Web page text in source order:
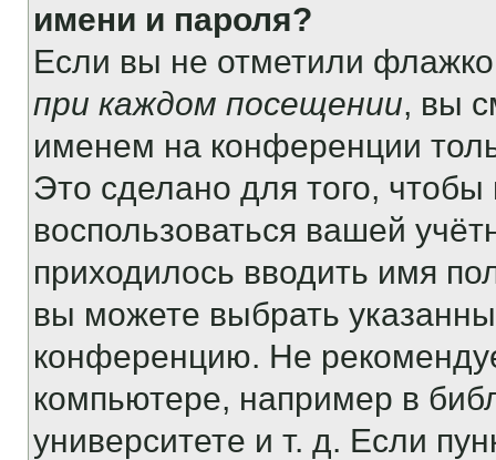
имени и пароля?
Если вы не отметили
при каждом посещении, вы
именем на конференции
Это сделано для того, чтобы
воспользоваться вашей
приходилось вводить имя
вы можете выбрать
конференцию. Не
компьютере, например в
университете и т. д. Если